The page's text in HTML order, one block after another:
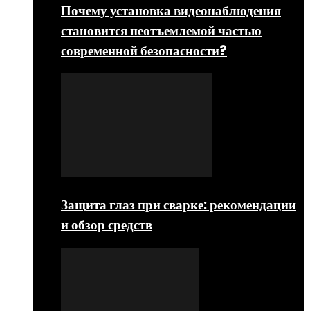
Почему установка видеонаблюдения
становится неотъемлемой частью
современной безопасности?
Защита глаз при сварке: рекомендации
и обзор средств